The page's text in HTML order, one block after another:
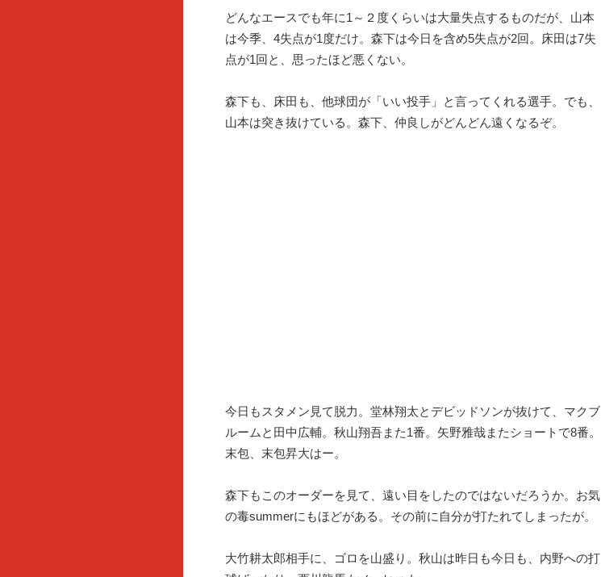
どんなエースでも年に1～２度くらいは大量失点するものだが、山本
は今季、4失点が1度だけ。森下は今日を含め5失点が2回。床田は7失
点が1回と、思ったほど悪くない。
森下も、床田も、他球団が「いい投手」と言ってくれる選手。でも、
山本は突き抜けている。森下、仲良しがどんどん遠くなるぞ。
今日もスタメン見て脱力。堂林翔太とデビッドソンが抜けて、マクブ
ルームと田中広輔。秋山翔吾また1番。矢野雅哉またショートで8番。
末包、末包昇大はー。
森下もこのオーダーを見て、遠い目をしたのではないだろうか。お気
の毒summerにもほどがある。その前に自分が打たれてしまったが。
大竹耕太郎相手に、ゴロを山盛り。秋山は昨日も今日も、内野への打